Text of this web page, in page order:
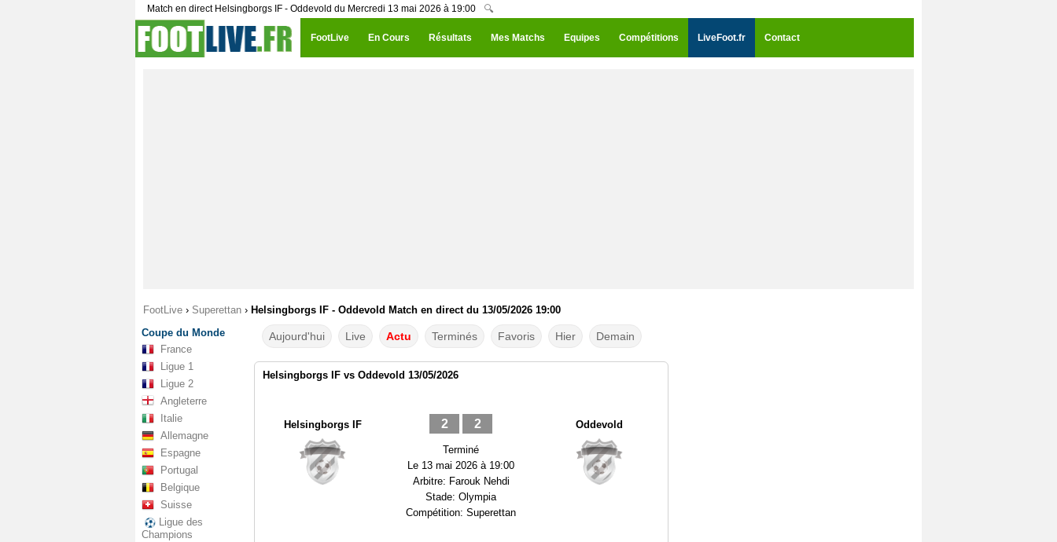
Match en direct Helsingborgs IF - Oddevold du Mercredi 13 mai 2026 à 19:00 🔍
FootLive En Cours Résultats Mes Matchs Equipes Compétitions LiveFoot.fr Contact
FootLive › Superettan › Helsingborgs IF - Oddevold Match en direct du 13/05/2026 19:00
Coupe du Monde
France
Ligue 1
Ligue 2
Angleterre
Italie
Allemagne
Espagne
Portugal
Belgique
Suisse
Ligue des
Champions
Aujourd'hui Live Actu Terminés Favoris Hier Demain
Helsingborgs IF vs Oddevold 13/05/2026
Helsingborgs IF 2 2
Terminé
Le 13 mai 2026 à 19:00
Arbitre: Farouk Nehdi
Stade: Olympia
Compétition: Superettan
Oddevold